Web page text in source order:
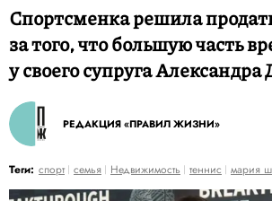
Спортсменка решила
за того, что большую часть
у своего супруга
РЕДАКЦИЯ «ПРАВИЛ ЖИЗНИ»
Теги: спорт семья Недвижимость теннис мария